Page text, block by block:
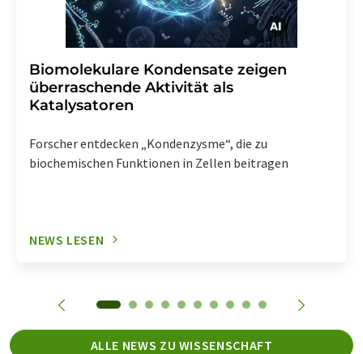
Biomolekulare Kondensate zeigen
überraschende Aktivität als
Katalysatoren
Forscher entdecken „Kondenzysme“, die zu
biochemischen Funktionen in Zellen beitragen
NEWS LESEN
ALLE NEWS ZU WISSENSCHAFT